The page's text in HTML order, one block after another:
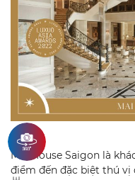
Mai House Saigon là
điểm đến đặc biệt thú